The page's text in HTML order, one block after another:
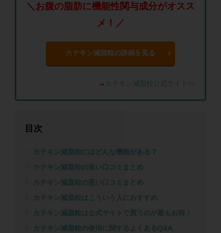
＼お腹の脂肪に機能性関与成分がオスス
メ！／
カテキン減脂粒の詳細を見る
→ カテキン減脂粒公式サイトへ
目次
カテキン減脂粒にはどんな機能がある？
カテキン減脂粒の良い口コミまとめ
カテキン減脂粒の悪い口コミまとめ
カテキン減脂粒はこういう人におすすめ
カテキン減脂粒は公式サイトで買うのが最もお得！
カテキン減脂粒の使用に関するよくあるQ&A